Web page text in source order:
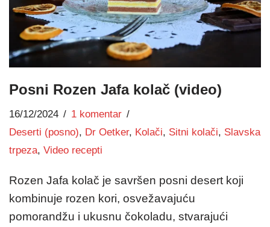
Posni Rozen Jafa kolač (video)
16/12/2024
1 komentar
Deserti (posno), Dr Oetker, Kolači, Sitni kolači, Slavska
trpeza, Video recepti
Rozen Jafa kolač je savršen posni desert koji
kombinuje rozen kori, osvežavajuću
pomorandžu i ukusnu čokoladu, stvarajući